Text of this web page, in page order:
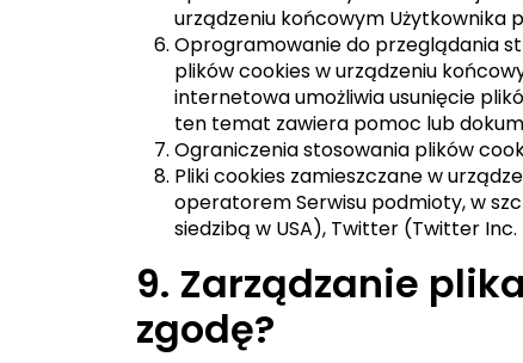
urządzeniu końcowym Użytkownika
Oprogramowanie do przeglądania
plików cookies w urządzeniu
internetowa umożliwia usunięcie
ten temat zawiera pomoc lub
Ograniczenia stosowania plików
Pliki cookies zamieszczane w
operatorem Serwisu podmioty, w
siedzibą w USA), Twitter (Twitter Inc.
9. Zarządzanie
zgodę?